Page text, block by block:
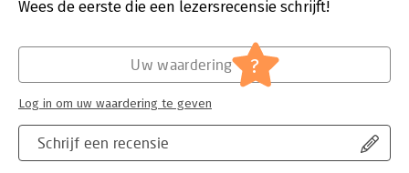
Verschijningsdatum:
26-1-2026
Mens en maatschappij
Strafrecht - Criminologie
Wees de eerste die een lezersrecensie schrijft!
Schrijf een recensie
Uw waardering ?
Log in om uw waardering te geven